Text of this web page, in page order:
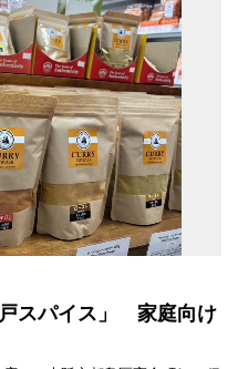
スパイス」 家庭向け